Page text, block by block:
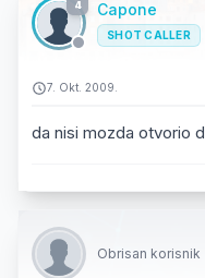
4 Capone
SHOT CALLER
7. Okt. 2009.
da nisi mozda otvorio
Obrisan korisnik